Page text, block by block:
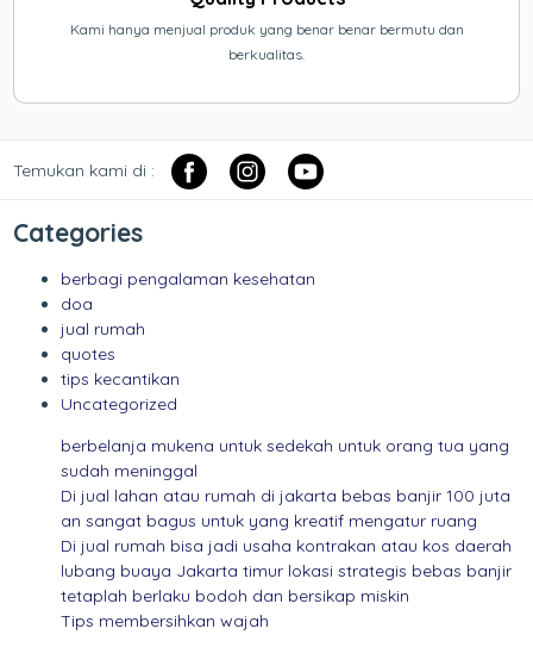
Kami hanya menjual produk yang benar benar bermutu dan
berkualitas.
Temukan kami di :
Categories
berbagi pengalaman kesehatan
doa
jual rumah
quotes
tips kecantikan
Uncategorized
berbelanja mukena untuk sedekah untuk orang tua yang
sudah meninggal
Di jual lahan atau rumah di jakarta bebas banjir 100 juta
an sangat bagus untuk yang kreatif mengatur ruang
Di jual rumah bisa jadi usaha kontrakan atau kos daerah
lubang buaya Jakarta timur lokasi strategis bebas banjir
tetaplah berlaku bodoh dan bersikap miskin
Tips membersihkan wajah